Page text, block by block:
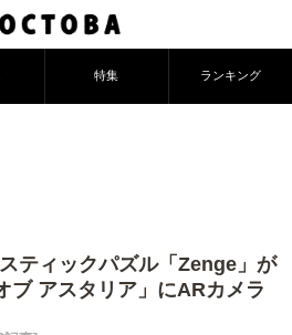
特集 ランキング
ティックパズル「Zenge」が
ブ アスタリア」にARカメラ